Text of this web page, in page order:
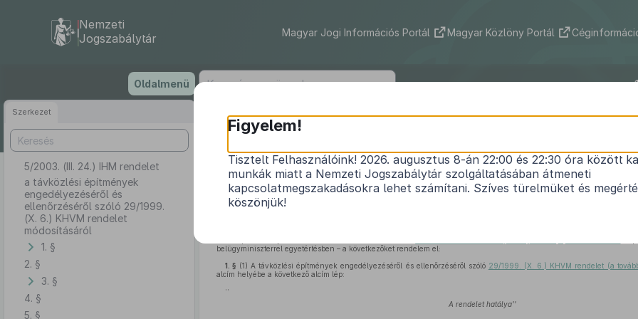
tartalomra
Nemzeti
Jogszabálytár
Magyar Jogi Információs Portál Magyar Közlöny Portál
Oldalmenü
Szerkezet
5/2003. (III. 24.) IHM rendelet
a távközlési építmények
engedélyezéséről és
ellenőrzéséről szóló 29/1999.
(X. 6.) KHVM rendelet
módosításáról
1. §
2. §
3. §
4. §
5. §
5/2003. (III. 24.) IHM rendelet
a távközlési építmények engedélyezéséről és ellenőrzéséről
KHVM rendeletmódosításáról
belügyminiszterrel egyetértésben – a következőket rendelem el:
1. § (1) A távközlési építmények engedélyezéséről és ellenőrzéséről szóló 29/1999. (X. 6.) KHVM rendelet (a
alcím helyébe a következő alcím lép:
A rendelet hatálya''
Figyelem!
Tisztelt Felhasználóink! 2026. augusztus 8-án 22:00 és 22:30 óra között
munkák miatt a Nemzeti Jogszabálytár szolgáltatásában átmeneti
kapcsolatmegszakadásokra lehet számítani. Szíves türelmüket és
köszönjük!